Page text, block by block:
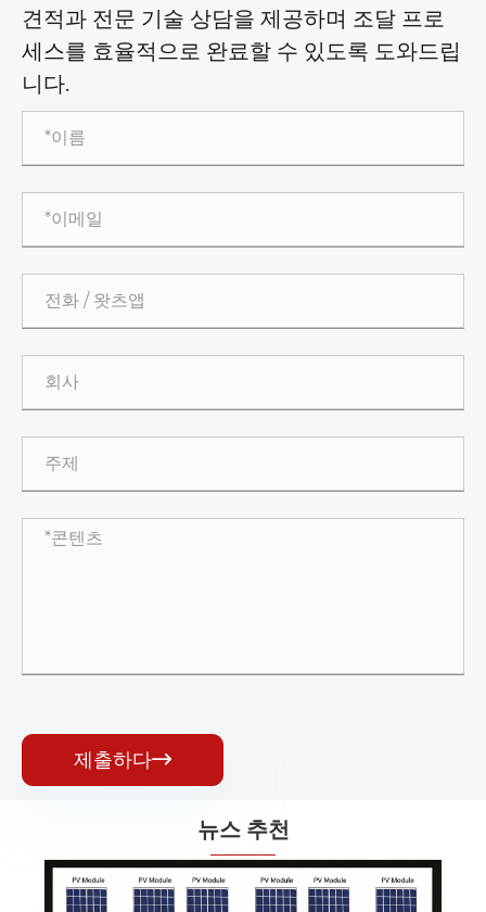
견적과 전문 기술 상담을 제공하며 조달 프로
세스를 효율적으로 완료할 수 있도록 도와드립
니다.
제출하다
뉴스 추천